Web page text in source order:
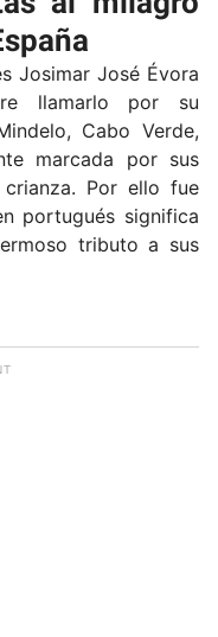
Josimar José Évora
llamarlo por su
Cabo Verde,
marcada por sus
crianza. Por ello fue
portugués significa
tributo a sus